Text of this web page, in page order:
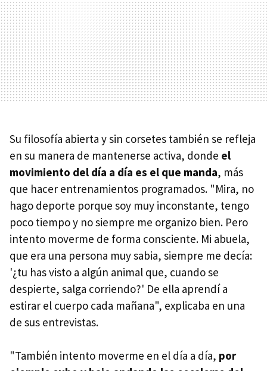
Su filosofía abierta y sin corsetes también se refleja
en su manera de mantenerse activa, donde el
movimiento del día a día es el que manda, más
que hacer entrenamientos programados. "Mira, no
hago deporte porque soy muy inconstante, tengo
poco tiempo y no siempre me organizo bien. Pero
intento moverme de forma consciente. Mi abuela,
que era una persona muy sabia, siempre me decía:
'¿tu has visto a algún animal que, cuando se
despierte, salga corriendo?' De ella aprendí a
estirar el cuerpo cada mañana", explicaba en una
de sus entrevistas.
"También intento moverme en el día a día, por